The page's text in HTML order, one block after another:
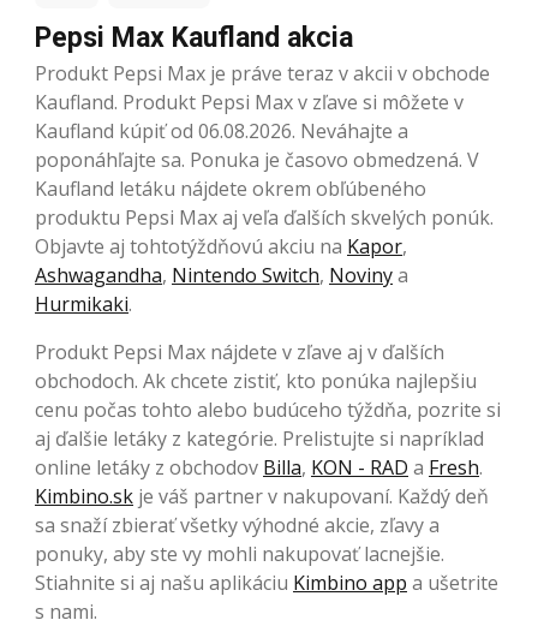
Pepsi Max Kaufland akcia
Produkt Pepsi Max je práve teraz v akcii v obchode
Kaufland. Produkt Pepsi Max v zľave si môžete v
Kaufland kúpiť od 06.08.2026. Neváhajte a
poponáhľajte sa. Ponuka je časovo obmedzená. V
Kaufland letáku nájdete okrem obľúbeného
produktu Pepsi Max aj veľa ďalších skvelých ponúk.
Objavte aj tohtotýždňovú akciu na Kapor,
Ashwagandha, Nintendo Switch, Novinya
Hurmikaki.
Produkt Pepsi Max nájdete v zľave aj v ďalších
obchodoch. Ak chcete zistiť, kto ponúka najlepšiu
cenu počas tohto alebo budúceho týždňa, pozrite si
aj ďalšie letáky z kategórie. Prelistujte si napríklad
online letáky z obchodov Billa, KON - RAD a Fresh.
Kimbino.sk je váš partner v nakupovaní. Každý deň
sa snaží zbierať všetky výhodné akcie, zľavy a
ponuky, aby ste vy mohli nakupovať lacnejšie.
Stiahnite si aj našu aplikáciu Kimbino app a ušetrite
s nami.